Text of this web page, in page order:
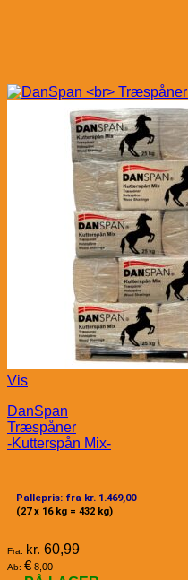
Vis
DanSpan
Træspåner
-Kutterspån Mix-
Pallepris: fra kr. 1.469,00
(27 x 16 kg = 432 kg)
Fra: kr. 60,99
Ab: € 8,00